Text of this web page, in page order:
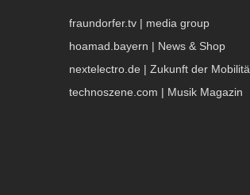
fraundorfer.tv | media group
hoamad.bayern | News & Shop
nextelectro.de | Zukunft der
technoszene.com | Musik Magazin